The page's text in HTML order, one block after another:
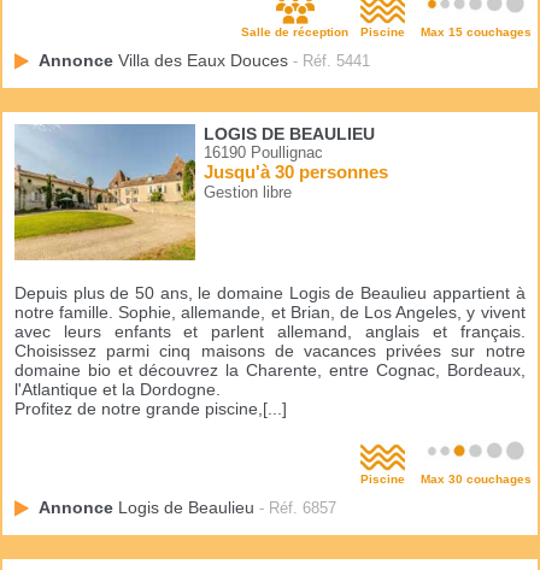
Salle de réception Piscine Max 15 couchages
Annonce Villa des Eaux Douces - Réf. 5441
LOGIS DE BEAULIEU
16190 Poullignac
Jusqu'à 30 personnes
Gestion libre
Depuis plus de 50 ans, le domaine Logis de Beaulieu appartient à
notre famille. Sophie, allemande, et Brian, de Los Angeles, y vivent
avec leurs enfants et parlent allemand, anglais et français.
Choisissez parmi cinq maisons de vacances privées sur notre
domaine bio et découvrez la Charente, entre Cognac, Bordeaux,
l'Atlantique et la Dordogne.
Profitez de notre grande piscine,[...]
Piscine Max 30 couchages
Annonce Logis de Beaulieu - Réf. 6857